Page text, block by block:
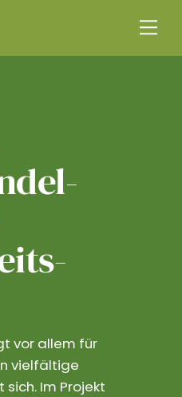
vor allem für
vielfältige
Im Projekt